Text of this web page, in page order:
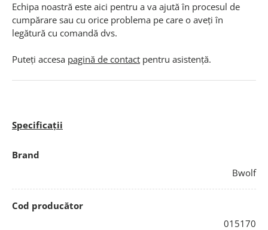
Echipa noastră este aici pentru a va ajută în procesul de
cumpărare sau cu orice problema pe care o aveți în
legătură cu comandă dvs.
Puteți accesa pagină de contact pentru asistență.
Specificații
Brand
Bwolf
Cod producător
015170